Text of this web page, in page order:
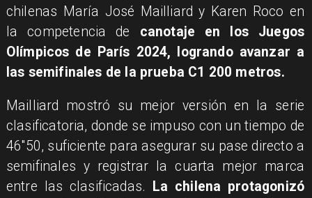
chilenas María José Mailliard y Karen Roco en
la competencia de canotaje en los Juegos
Olímpicos de París 2024, logrando avanzar a
las semifinales de la prueba C1 200 metros.
Mailliard mostró su mejor versión en la serie
clasificatoria, donde se impuso con un tiempo de
46''50, suficiente para asegurar su pase directo a
semifinales y registrar la cuarta mejor marca
entre las clasificadas.
La chilena protagonizó